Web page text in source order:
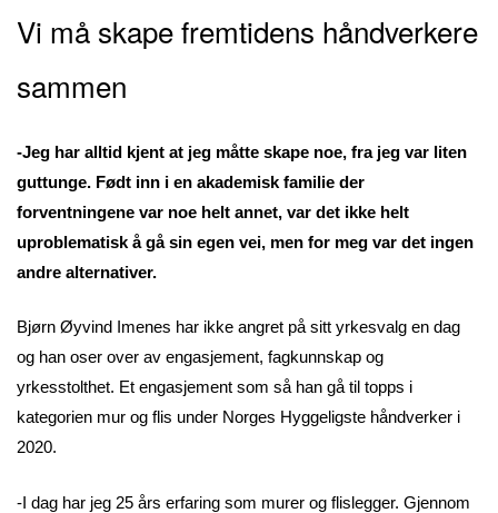
Vi må skape fremtidens håndverkere
sammen
-Jeg har alltid kjent at jeg måtte skape noe, fra jeg var liten
guttunge. Født inn i en akademisk familie der
forventningene var noe helt annet, var det ikke helt
uproblematisk å gå sin egen vei, men for meg var det ingen
andre alternativer.
Bjørn Øyvind Imenes har ikke angret på sitt yrkesvalg en dag
og han oser over av engasjement, fagkunnskap og
yrkesstolthet. Et engasjement som så han gå til topps i
kategorien mur og flis under Norges Hyggeligste håndverker i
2020.
-I dag har jeg 25 års erfaring som murer og flislegger. Gjennom